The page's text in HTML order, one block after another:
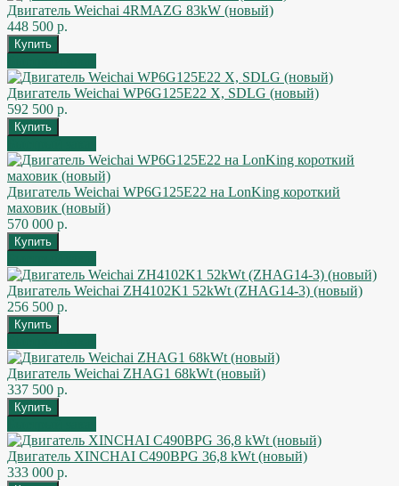
Двигатель Weichai 4RMAZG 83kW (новый)
448 500 р.
Двигатель Weichai WP6G125E22 X, SDLG (новый)
592 500 р.
Двигатель Weichai WP6G125E22 на LonKing короткий
маховик (новый)
570 000 р.
Двигатель Weichai ZH4102K1 52kWt (ZHAG14-3) (новый)
256 500 р.
Двигатель Weichai ZHAG1 68kWt (новый)
337 500 р.
Двигатель XINCHAI C490BPG 36,8 kWt (новый)
333 000 р.